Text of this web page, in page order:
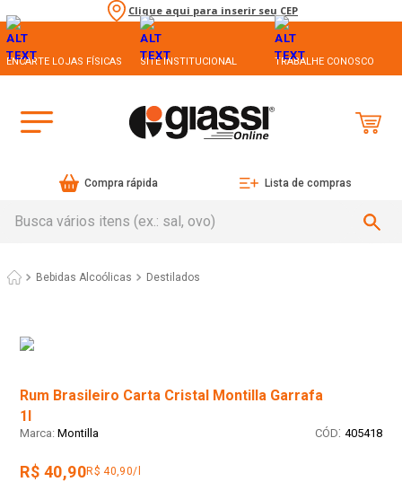
Clique aqui para inserir seu CEP
ENCARTE LOJAS FÍSICAS SITE INSTITUCIONAL TRABALHE CONOSCO
Compra rápida Lista de compras
Bebidas Alcoólicas Destilados
Rum Brasileiro Carta Cristal Montilla Garrafa
1l
Montilla : 405418
R$ 40,90R$ 40,90/l